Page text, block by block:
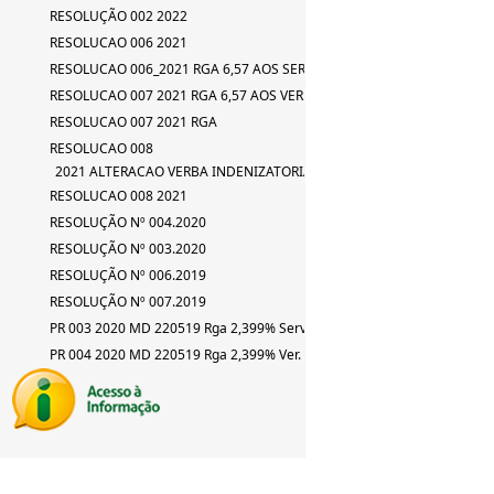
RESOLUÇÃO 002 2022
RESOLUCAO 006 2021
RESOLUCAO 006_2021 RGA 6,57 AOS SERVIDORES
RESOLUCAO 007 2021 RGA 6,57 AOS VEREADORES
RESOLUCAO 007 2021 RGA
RESOLUCAO 008
2021 ALTERACAO VERBA INDENIZATORIA
RESOLUCAO 008 2021
RESOLUÇÃO Nº 004.2020
RESOLUÇÃO Nº 003.2020
RESOLUÇÃO Nº 006.2019
RESOLUÇÃO Nº 007.2019
PR 003 2020 MD 220519 Rga 2,399% Serv
PR 004 2020 MD 220519 Rga 2,399% Ver.